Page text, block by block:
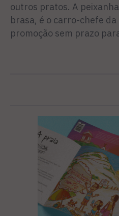
outros pratos. A
brasa, é o carro-chefe da
promoção sem prazo